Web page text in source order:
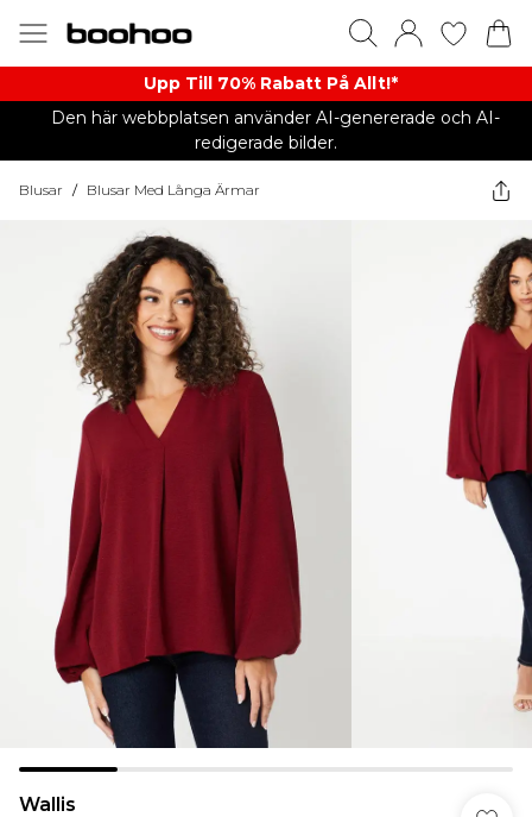
Upp Till 70% Rabatt På Allt!*
Den här webbplatsen använder AI-genererade och AI-
redigerade bilder.
Blusar / Blusar Med Långa Ärmar
Wallis